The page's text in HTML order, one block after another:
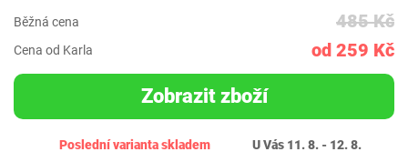
Běžná cena 485 Kč
Cena od Karla od 259 Kč
Zobrazit zboží
Poslední varianta skladem
U Vás 11. 8. - 12. 8.